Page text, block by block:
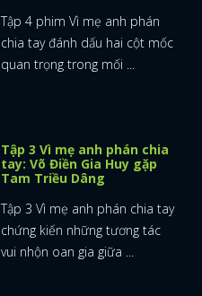
Tập 4 phim Vì mẹ anh phán
chia tay đánh dấu hai cột mốc
quan trọng trong mối ...
Tập 3 Vì mẹ anh phán chia
tay: Võ Điền Gia Huy gặp
Tam Triều Dâng
Tập 3 Vì mẹ anh phán chia tay
chứng kiến những tương tác
vui nhộn oan gia giữa ...